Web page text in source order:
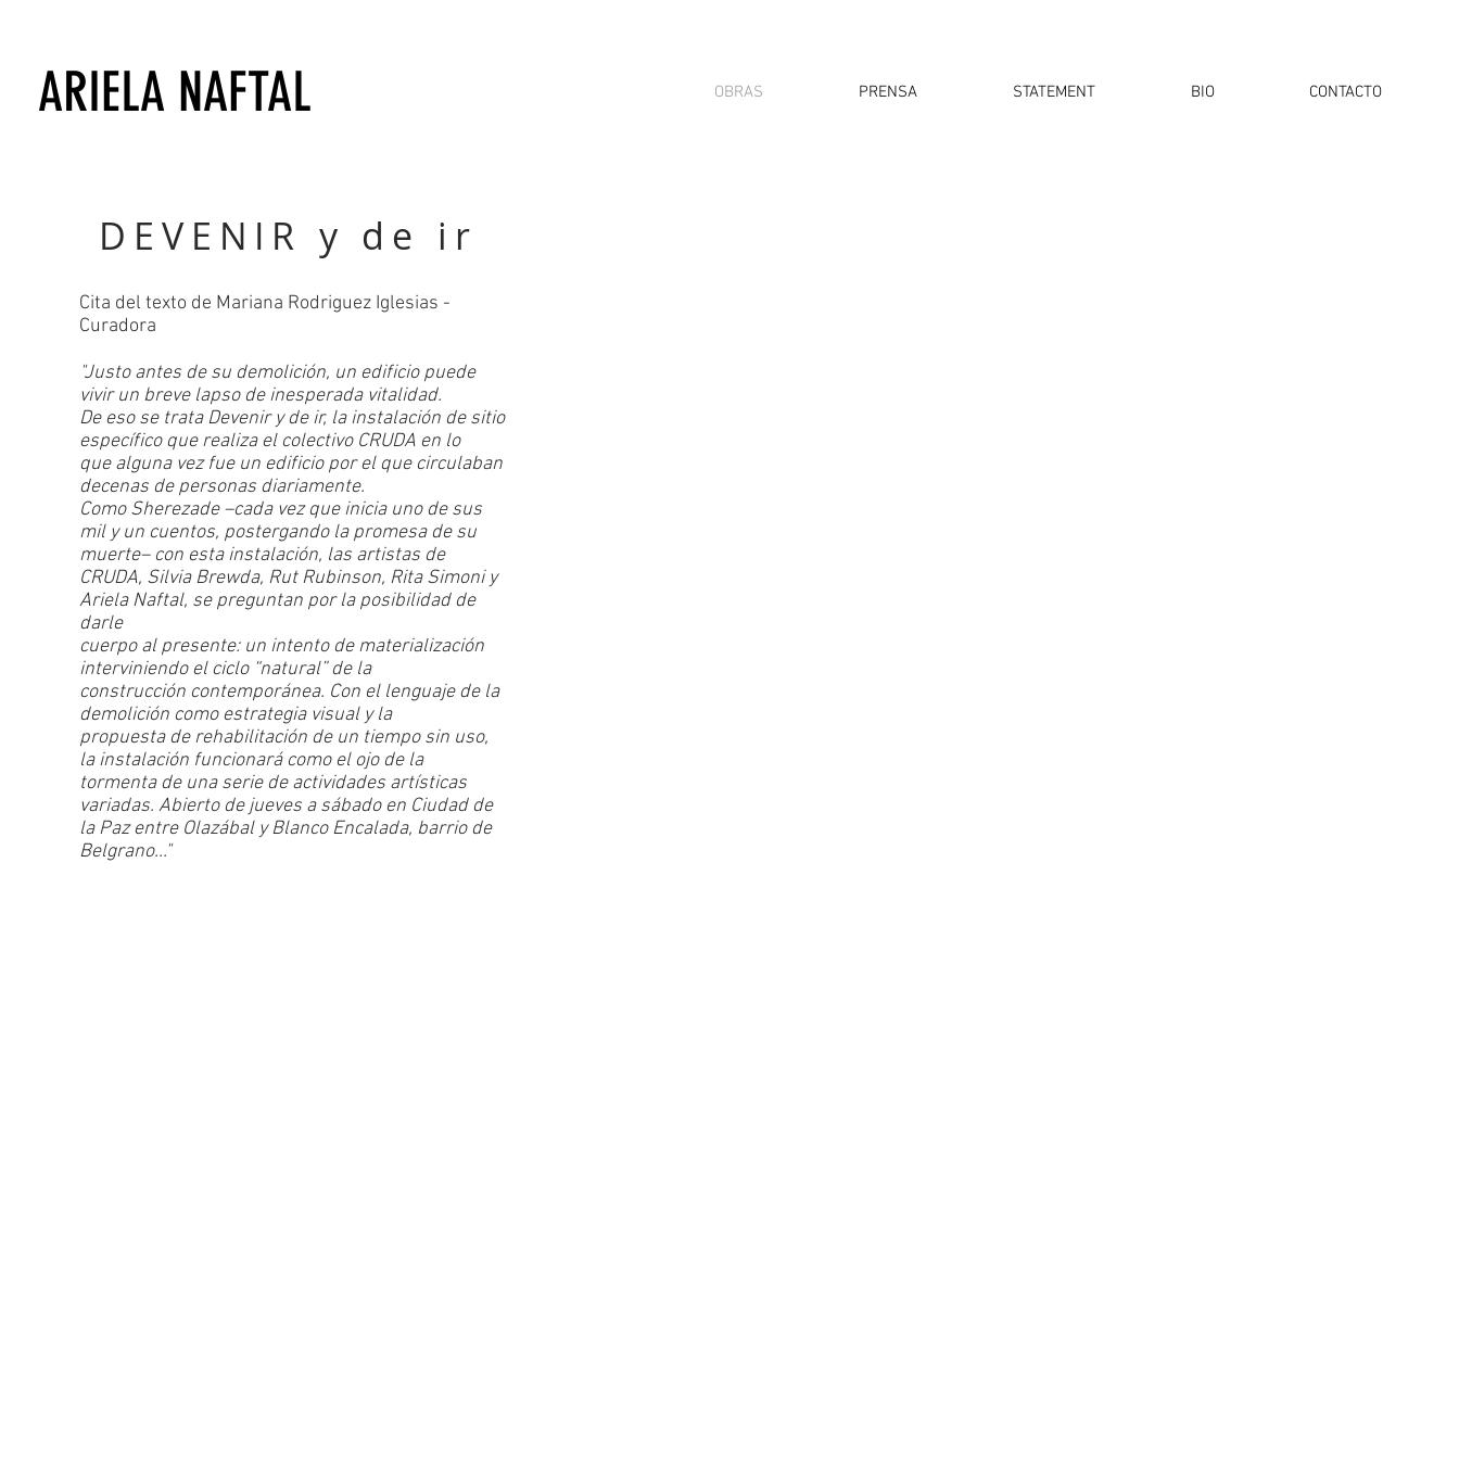
ARIELA NAFTAL OBRAS PRENSA STATEMENT BIO CONTACTO
DEVENIR y de ir
Cita del texto de Mariana Rodriguez Iglesias -
Curadora
"Justo antes de su demolición, un edificio puede
vivir un breve lapso de inesperada vitalidad.
De eso se trata Devenir y de ir, la instalación de sitio
específico que realiza el colectivo CRUDA en lo
que alguna vez fue un edificio por el que circulaban
decenas de personas diariamente.
Como Sherezade –cada vez que inicia uno de sus
mil y un cuentos, postergando la promesa de su
muerte– con esta instalación, las artistas de
CRUDA, Silvia Brewda, Rut Rubinson, Rita Simoni y
Ariela Naftal, se preguntan por la posibilidad de
darle
cuerpo al presente: un intento de materialización
interviniendo el ciclo “natural” de la
construcción contemporánea. Con el lenguaje de la
demolición como estrategia visual y la
propuesta de rehabilitación de un tiempo sin uso,
la instalación funcionará como el ojo de la
tormenta de una serie de actividades artísticas
variadas. Abierto de jueves a sábado en Ciudad de
la Paz entre Olazábal y Blanco Encalada, barrio de
Belgrano..."